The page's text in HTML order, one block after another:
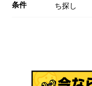
条件
ち探し